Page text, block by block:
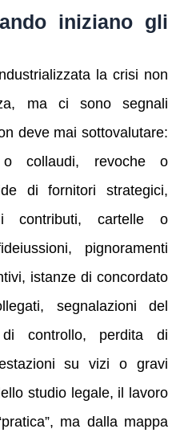
iniziano gli
la crisi non
ma ci sono segnali
deve mai sottovalutare:
collaudi, revoche o
di fornitori strategici,
contributi, cartelle o
pignoramenti
istanze di concordato
segnalazioni del
di controllo, perdita di
su vizi o gravi
studio legale, il lavoro
ma dalla mappa